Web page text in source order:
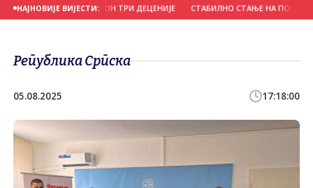
НАЈНОВИЈЕ ВИЈЕСТИ:
БЕЗ КАЗНЕ И НАКОН ТРИ ДЕЦЕНИЈЕ СТАБИЛНО СТАЊЕ НА
Република Српска
05.08.2025 17:18:00